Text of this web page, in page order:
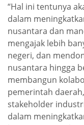
“Hal ini tentunya
dalam
nusantara dan
mengajak lebih
negeri, dan
nusantara hingga
membangun
pemerintah
stakeholder
dalam